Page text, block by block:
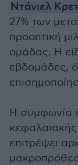
Ντάνιελ
27% των
προοπτική
ομάδας. Η
εβδομάδες,
Η συμφωνία
επιτρέψει